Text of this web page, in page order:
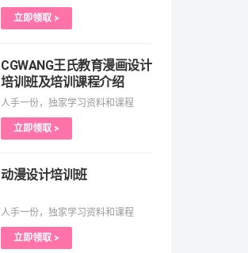
立即领取 >
CGWANG王氏教育漫画设计
培训班及培训课程介绍
人手一份，独家学习资料和课程
立即领取 >
动漫设计培训班
人手一份，独家学习资料和课程
立即领取 >